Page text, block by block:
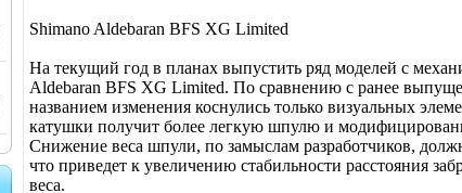
Shimano Aldebaran BFS XG Limited
На текущий год в планах выпустить ряд моделей с
Aldebaran BFS XG Limited. По сравнению с ранее
названием изменения коснулись только визуальных
катушки получит более легкую шпулю и
Снижение веса шпули, по замыслам разработчиков,
что приведет к увеличению стабильности расстояния
веса.